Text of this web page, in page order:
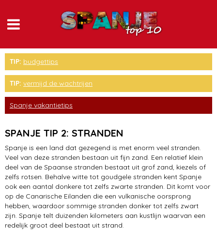
Andalusië
stranden
Barcelona
Canarische Eilanden
bezienswaardigheden
Ibiza
eten & drinken
TIP: budgettips
TIP: vermijd de wachtrijen
Spanje vakantietips
SPANJE TIP 2: STRANDEN
Spanje is een land dat gezegend is met enorm veel stranden.
Veel van deze stranden bestaan uit fijn zand. Een relatief klein
deel van de Spaanse stranden bestaat uit grof zand, kiezels of
zelfs rotsen. Behalve witte tot goudgele stranden kent Spanje
ook een aantal donkere tot zelfs zwarte stranden. Dit komt voor
op de Canarische Eilanden die een vulkanische oorsprong
hebben, waardoor sommige stranden donker tot zelfs zwart
zijn. Spanje telt duizenden kilometers aan kustlijn waarvan een
redelijk groot deel bestaat uit strand.